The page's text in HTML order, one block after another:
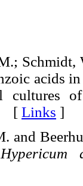
Schmidt,
acids
cultures
[ Links ]
and
Hypericum